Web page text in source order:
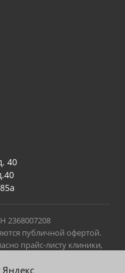
40
публичной офертой.
прайс-листу клиники,
клинике на стойке